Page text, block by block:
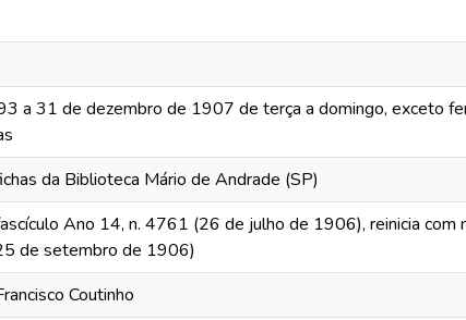
a 31 de dezembro de 1907 de terça a domingo, exceto
da Biblioteca Mário de Andrade (SP)
Ano 14, n. 4761 (26 de julho de 1906), reinicia com
de setembro de 1906)
Coutinho